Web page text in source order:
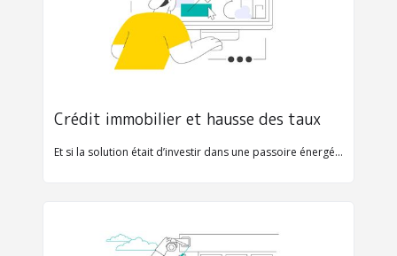
Crédit immobilier et hausse des taux
Et si la solution était d’investir dans une passoire énergétique ?